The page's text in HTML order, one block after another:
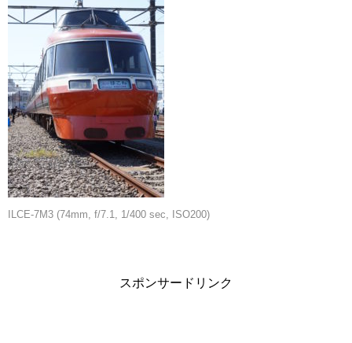
ILCE-7M3 (74mm, f/7.1, 1/400 sec, ISO200)
スポンサードリンク